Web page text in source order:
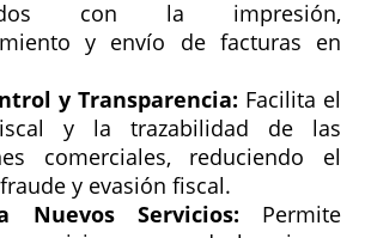
con la impresión,
y envío de facturas en
y Transparencia: Facilita el
y la trazabilidad de las
comerciales, reduciendo el
y evasión fiscal.
Nuevos Servicios: Permite